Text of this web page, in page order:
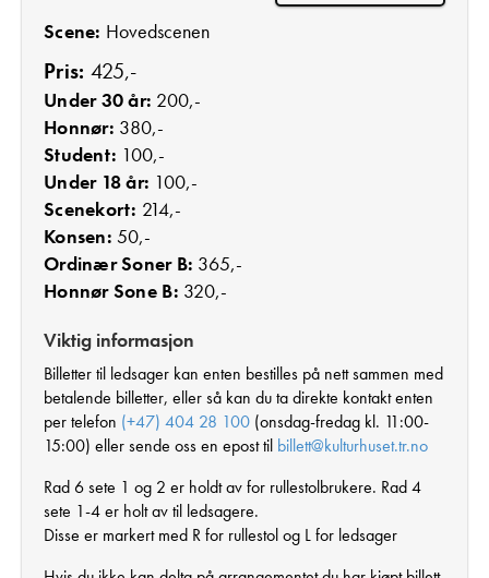
Scene: Hovedscenen
Pris: 425,-
Under 30 år: 200,-
Honnør: 380,-
Student: 100,-
Under 18 år: 100,-
Scenekort: 214,-
Konsen: 50,-
Ordinær Soner B: 365,-
Honnør Sone B: 320,-
Viktig informasjon
Billetter til ledsager kan enten bestilles på nett sammen med
betalende billetter, eller så kan du ta direkte kontakt enten
per telefon (+47) 404 28 100 (onsdag-fredag kl. 11:00-
15:00) eller sende oss en epost til billett@kulturhuset.tr.no
Rad 6 sete 1 og 2 er holdt av for rullestolbrukere. Rad 4
sete 1-4 er holt av til ledsagere.
Disse er markert med R for rullestol og L for ledsager